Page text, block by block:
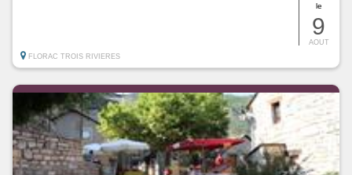
le
9
AOUT
FLORAC TROIS RIVIERES